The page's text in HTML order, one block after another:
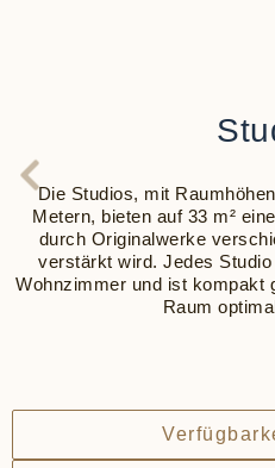
Die Studios, mit
Metern, bieten auf 33 m²
durch Originalwerke
verstärkt wird. Jedes
Wohnzimmer und ist kompakt
Raum